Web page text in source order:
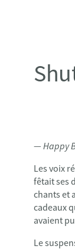
— Happy
Les voix
fêtait ses
chants et
cadeaux
avaient
Le